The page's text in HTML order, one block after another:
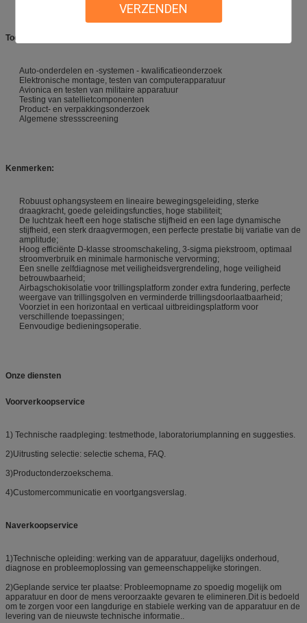
VERZENDEN
Toepassingen:
Auto-onderdelen en -systemen - kwalificatieonderzoek
Elektronische montage, testen van computerapparatuur
Avionica en testen van militaire apparatuur
Testing van satellietcomponenten
Product- en verpakkingsonderzoek
Algemene stressscreening
Kenmerken:
Robuust ophangsysteem en lineaire bewegingsgeleiding, sterke
draagkracht, goede geleidingsfuncties, hoge stabiliteit;
De luchtzak heeft een hoge statische stijfheid en een lage dynamische
stijfheid, een sterk draagvermogen, een perfecte prestatie bij variatie van de
amplitude;
Hoog efficiënte D-klasse stroomschakeling, 3-sigma piekstroom, optimaal
stroomverbruik en minimale harmonische vervorming;
Een snelle zelfdiagnose met veiligheidsvergrendeling, hoge veiligheid
betrouwbaarheid;
Airbagschokisolatie voor trillingsplatform zonder extra fundering, perfecte
weergave van trillingsgolven en verminderde trillingsdoorlaatbaarheid;
Voorziet in een horizontaal en verticaal uitbreidingsplatform voor
verschillende toepassingen;
Eenvoudige bedieningsoperatie.
Onze diensten
Voorverkoopservice
1) Technische raadpleging: testmethode, laboratoriumplanning en suggesties.
2)Uitrusting selectie: selectie schema, FAQ.
3)Productonderzoekschema.
4)Customercommunicatie en voortgangsverslag.
Naverkoopservice
1)Technische opleiding: werking van de apparatuur, dagelijks onderhoud,
diagnose en probleemoplossing van gemeenschappelijke storingen.
2)Geplande service ter plaatse: Probleemopname zo spoedig mogelijk om
apparatuur en door de mens veroorzaakte gevaren te elimineren.Dit is bedoeld
om te zorgen voor een langdurige en stabiele werking van de apparatuur en de
levering van de nieuwste technische informatie..